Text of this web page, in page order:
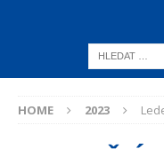
HOME 2023